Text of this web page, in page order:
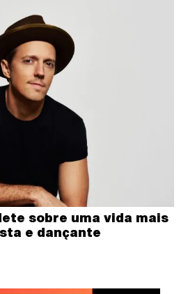
sobre uma vida mais
e dançante